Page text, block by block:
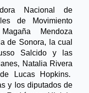
Nacional de
de Movimiento
Mendoza
de Sonora, la cual
Salcido y las
Natalia Rivera
Lucas Hopkins.
y los diputados de